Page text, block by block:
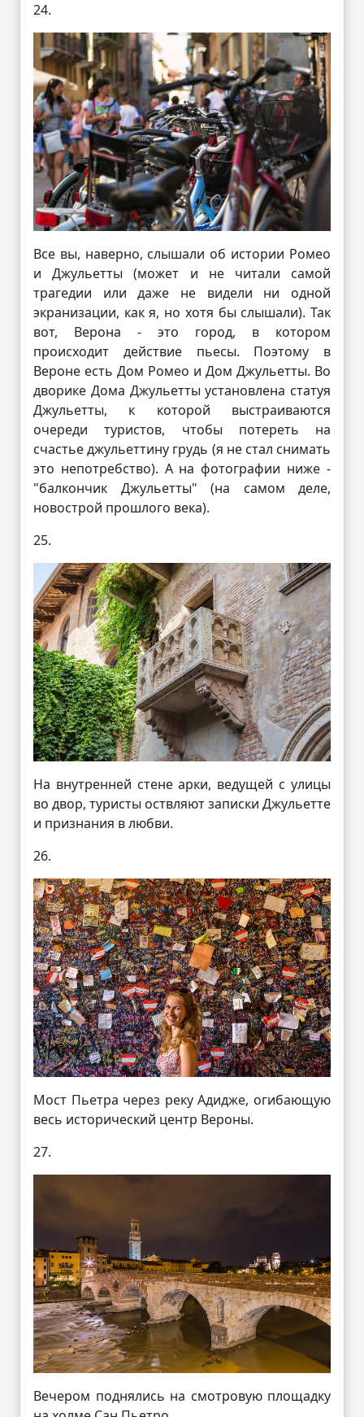
24.
Все вы, наверно, слышали об истории Ромео
и Джульетты (может и не читали самой
трагедии или даже не видели ни одной
экранизации, как я, но хотя бы слышали). Так
вот, Верона - это город, в котором
происходит действие пьесы. Поэтому в
Вероне есть Дом Ромео и Дом Джульетты. Во
дворике Дома Джульетты установлена статуя
Джульетты, к которой выстраиваются
очереди туристов, чтобы потереть на
счастье джульеттину грудь (я не стал снимать
это непотребство). А на фотографии ниже -
"балкончик Джульетты" (на самом деле,
новострой прошлого века).
25.
На внутренней стене арки, ведущей с улицы
во двор, туристы оствляют записки Джульетте
и признания в любви.
26.
Мост Пьетра через реку Адидже, огибающую
весь исторический центр Вероны.
27.
Вечером поднялись на смотровую площадку